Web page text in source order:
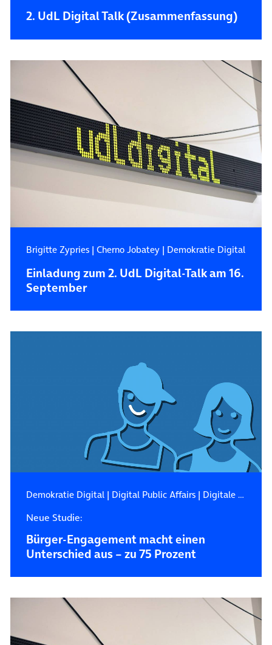
2. UdL Digital Talk (Zusammenfassung)
Brigitte Zypries| Cherno Jobatey| Demokratie Digital
Einladung zum 2. UdL Digital-Talk am 16.
September
Demokratie Digital| Digital Public Affairs| Digitale Zukunft
Neue Studie:
Bürger-Engagement macht einen
Unterschied aus – zu 75 Prozent